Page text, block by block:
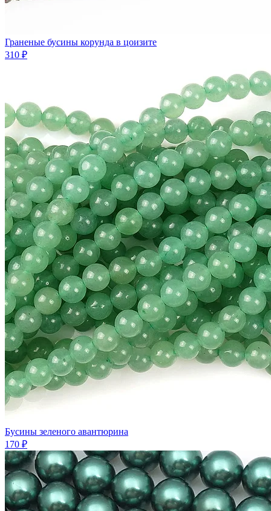
Граненые бусины корунда в цоизите
310 ₽
Бусины зеленого авантюрина
170 ₽